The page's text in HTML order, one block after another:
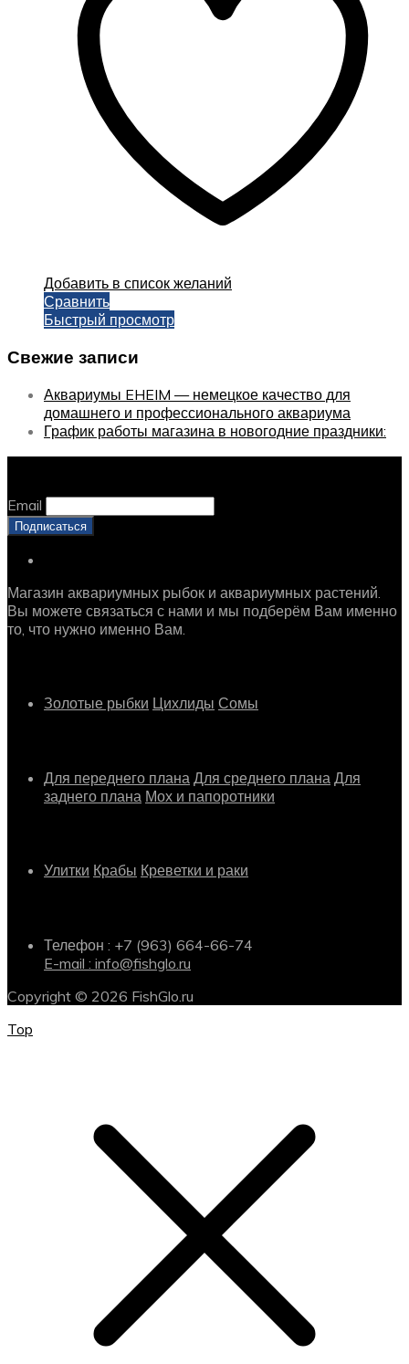
Добавить в список желаний
Сравнить
Быстрый просмотр
Свежие записи
Аквариумы EHEIM — немецкое качество для
домашнего и профессионального аквариума
График работы магазина в новогодние праздники:
Email
Магазин аквариумных рыбок и аквариумных растений.
Вы можете связаться с нами и мы подберём Вам именно
то, что нужно именно Вам.
Золотые рыбки Цихлиды Сомы
Для переднего плана Для среднего плана Для
заднего плана Мох и папоротники
Улитки Крабы Креветки и раки
Телефон : +7 (963) 664-66-74
E-mail : info@fishglo.ru
Copyright © 2026 FishGlo.ru
Top